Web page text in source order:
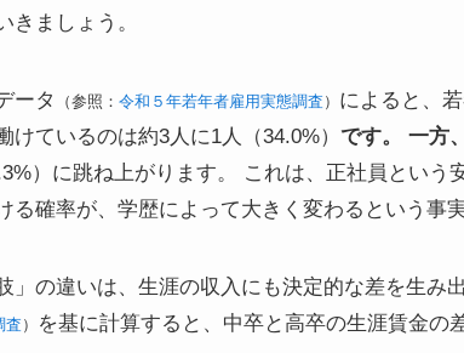
きましょう。
ータ （参照： 令和５年若年者雇用実態調査 ） によると、
けているのは約3人に1人（34.0%） です。 一方
）に跳ね上がります。 これは、正社員という
る確率が、学歴によって大きく変わるという事
」の違いは、生涯の収入にも決定的な差を生み
査 ） を基に計算すると、中卒と高卒の生涯賃金の